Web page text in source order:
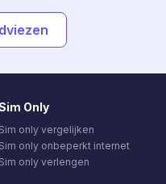
Only
Sim only vergelijken
Sim only onbeperkt internet
Sim only verlengen